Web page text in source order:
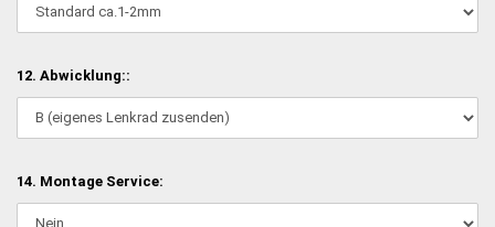
12. Abwicklung::
14. Montage Service: